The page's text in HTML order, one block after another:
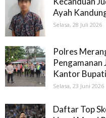
Ayah
Selasa, 28 Juli 2026
Polres
Pengamanan
Kantor Bupati
Selasa, 23 Juni 2026
Daftar Top